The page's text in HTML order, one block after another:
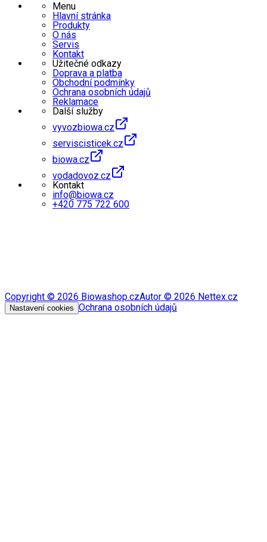
Menu
Hlavní stránka
Produkty
O nás
Servis
Kontakt
Užitečné odkazy
Doprava a platba
Obchodní podmínky
Ochrana osobních údajů
Reklamace
Další služby
vyvozbiowa.cz
serviscisticek.cz
biowa.cz
vodadovoz.cz
Kontakt
info@biowa.cz
+420 775 722 600
Copyright © 2026 Biowashop.czAutor © 2026 Nettex.cz
Nastavení cookies Ochrana osobních údajů